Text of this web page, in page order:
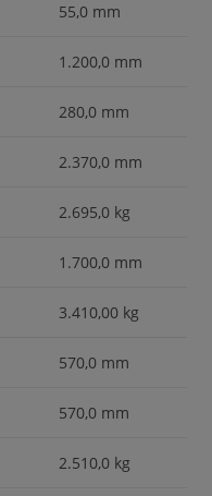
55,0 mm
1.200,0 mm
280,0 mm
2.370,0 mm
2.695,0 kg
1.700,0 mm
3.410,00 kg
570,0 mm
570,0 mm
2.510,0 kg